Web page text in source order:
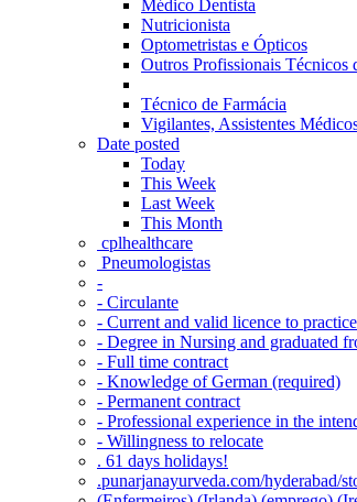
Médico Dentista
Nutricionista
Optometristas e Ópticos
Outros Profissionais Técnicos
Técnico de Farmácia
Vigilantes, Assistentes
Date posted
Today
This Week
Last Week
This Month
‎ cplhealthcare‬
Pneumologistas
-
- Circulante
- Current and valid licence to
- Degree in Nursing and graduated
- Full time contract
- Knowledge of German (required)
- Permanent contract
- Professional experience in the
- Willingness to relocate
. 61 days holidays!
.punarjanayurveda.com/hyderabad/